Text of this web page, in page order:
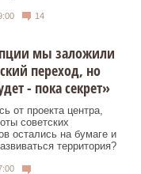
14
мы заложили
переход, но
- пока секрет»
от проекта центра,
советских
остались на бумаге и
территория?